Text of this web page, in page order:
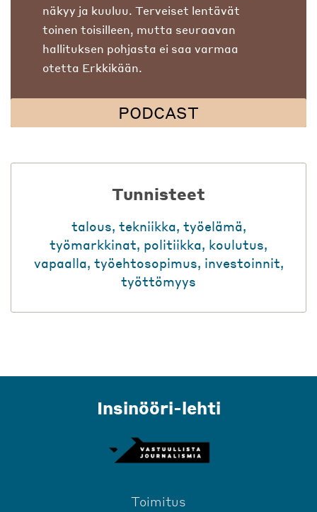
näkyy ja kuuluu. Terveiset lentävät
toinen toisilleen, mutta seuraavan
hallituksen pohjasta ei saa varmaa
otetta Erkkikään.
PODCAST
Tunnisteet
talous, tekniikka, työelämä,
työmarkkinat, politiikka, koulutus,
vapaalla, työehtosopimus, investoinnit,
työttömyys
Insinööri-lehti
Toimitus